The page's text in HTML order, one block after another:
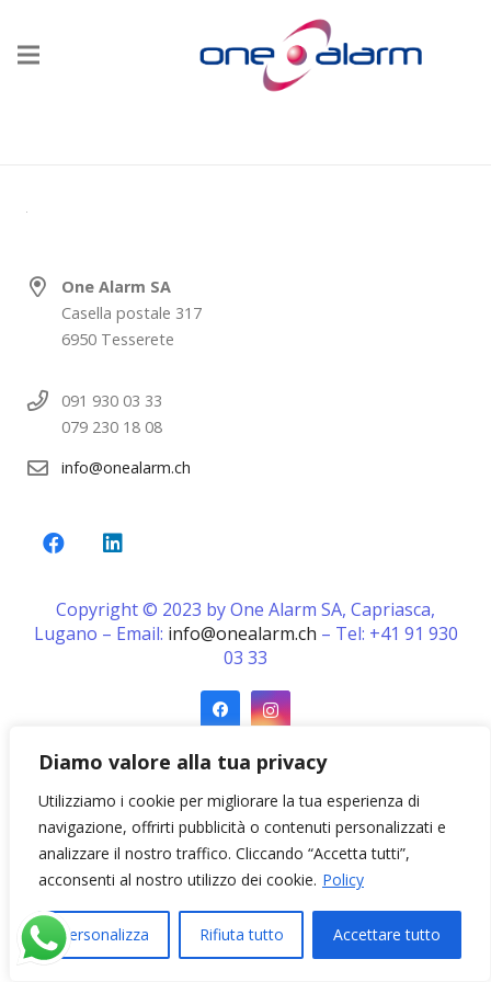
Diamo valore alla tua privacy
Utilizziamo i cookie per migliorare la tua esperienza di
navigazione, offrirti pubblicità o contenuti personalizzati e
analizzare il nostro traffico. Cliccando “Accetta tutti”,
acconsenti al nostro utilizzo dei cookie. Policy
Personalizza Rifiuta tutto Accettare tutto
One Alarm SA
Casella postale 317
6950 Tesserete
091 930 03 33
079 230 18 08
info@onealarm.ch
Copyright © 2023 by One Alarm SA, Capriasca,
Lugano – Email: info@onealarm.ch – Tel: +41 91 930
03 33